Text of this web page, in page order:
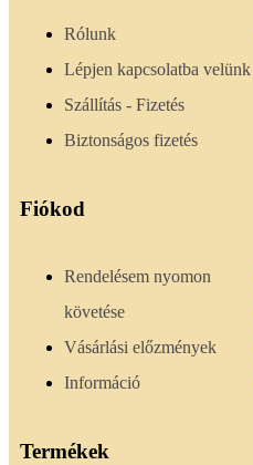
Rólunk
Lépjen kapcsolatba velünk
Szállítás - Fizetés
Biztonságos fizetés
Fiókod
Rendelésem nyomon
követése
Vásárlási előzmények
Információ
Termékek